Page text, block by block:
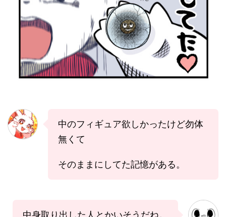
中のフィギュア欲しかったけど勿体
無くて
そのままにしてた記憶がある。
中身取り出した人とかいそうだね。